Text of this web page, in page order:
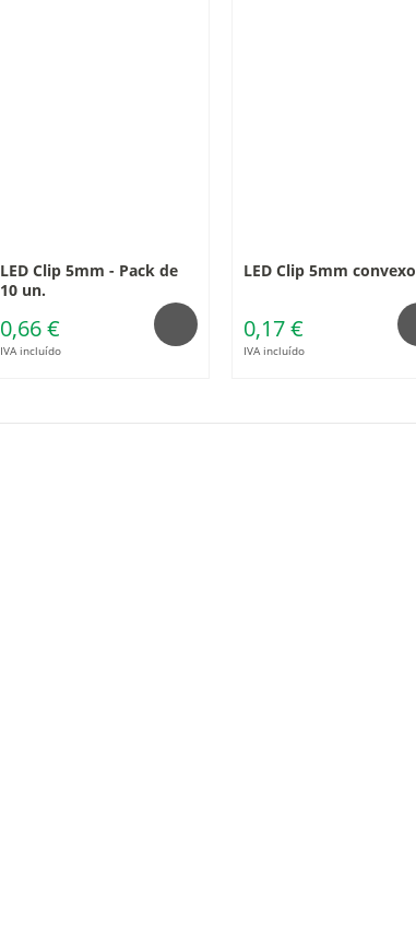
LED Clip 5mm - Pack de
10 un.
0,66 €
IVA incluído
LED Clip 5mm convexo
0,17 €
IVA incluído